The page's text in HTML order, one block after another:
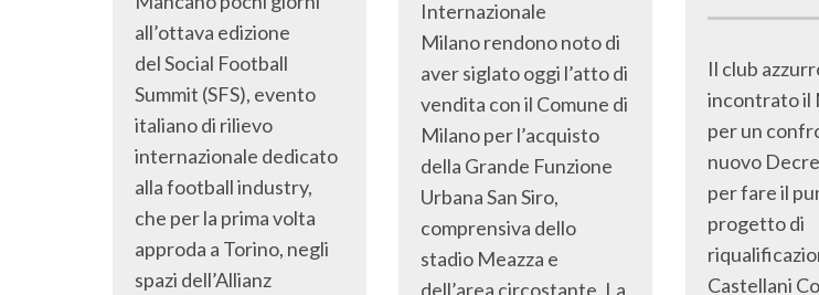
all’ottava edizione
del Social Football
Summit (SFS), evento
italiano di rilievo
internazionale dedicato
alla football industry,
che per la prima volta
approda a Torino, negli
spazi dell’Allianz
Internazionale
Milano rendono noto di
aver siglato oggi l’atto di
vendita con il Comune di
Milano per l’acquisto
della Grande Funzione
Urbana San Siro,
comprensiva dello
stadio Meazza e
dell’area circostante. La
Il club
incontrato il
per un
nuovo
per fare il
progetto di
Castellani